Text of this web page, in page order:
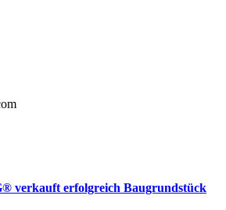
verkauft erfolgreich Baugrundstück